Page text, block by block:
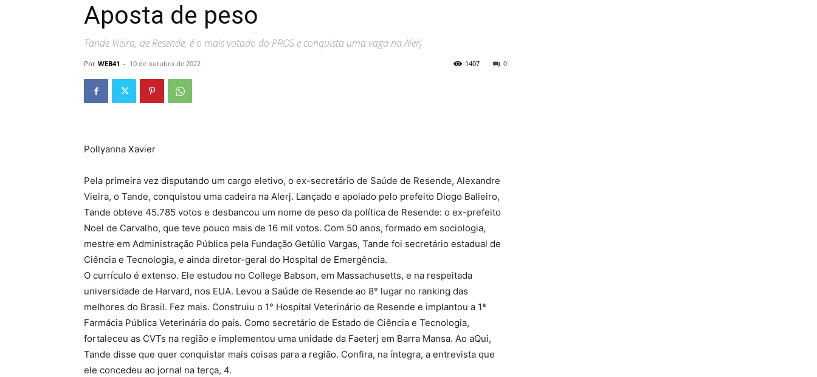
Aposta de peso
Tande Vieira, de Resende, é o mais votado do PROS e conquista uma vaga na Alerj
Por WEB41 - 10 de outubro de 2022 0
1407
Pollyanna Xavier
Pela primeira vez disputando um cargo eletivo, o ex-secretário de Saúde de Resende, Alexandre
Vieira, o Tande, conquistou uma cadeira na Alerj. Lançado e apoiado pelo prefeito Diogo Balieiro,
Tande obteve 45.785 votos e desbancou um nome de peso da política de Resende: o ex-prefeito
Noel de Carvalho, que teve pouco mais de 16 mil votos. Com 50 anos, formado em sociologia,
mestre em Administração Pública pela Fundação Getúlio Vargas, Tande foi secretário estadual de
Ciência e Tecnologia, e ainda diretor-geral do Hospital de Emergência.
O currículo é extenso. Ele estudou no College Babson, em Massachusetts, e na respeitada
universidade de Harvard, nos EUA. Levou a Saúde de Resende ao 8° lugar no ranking das
melhores do Brasil. Fez mais. Construiu o 1° Hospital Veterinário de Resende e implantou a 1ª
Farmácia Pública Veterinária do país. Como secretário de Estado de Ciência e Tecnologia,
fortaleceu as CVTs na região e implementou uma unidade da Faeterj em Barra Mansa. Ao aQui,
Tande disse que quer conquistar mais coisas para a região. Confira, na íntegra, a entrevista que
ele concedeu ao jornal na terça, 4.